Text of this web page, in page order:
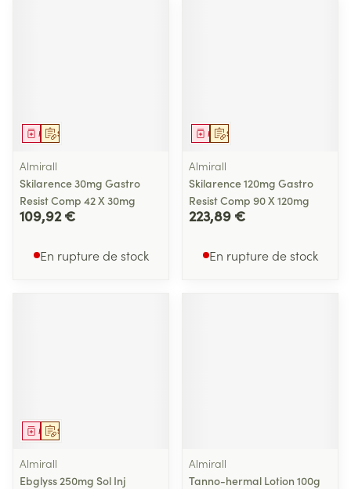
Sur prescription
Médicament
Almirall
Skilarence 30mg Gastro
Resist Comp 42 X 30mg
109,92 €
En rupture de stock
Sur prescription
Médicament
Almirall
Skilarence 120mg Gastro
Resist Comp 90 X 120mg
223,89 €
En rupture de stock
Sur prescription
Médicament
Almirall
Ebglyss 250mg Sol Inj
Almirall
Tanno-hermal Lotion 100g